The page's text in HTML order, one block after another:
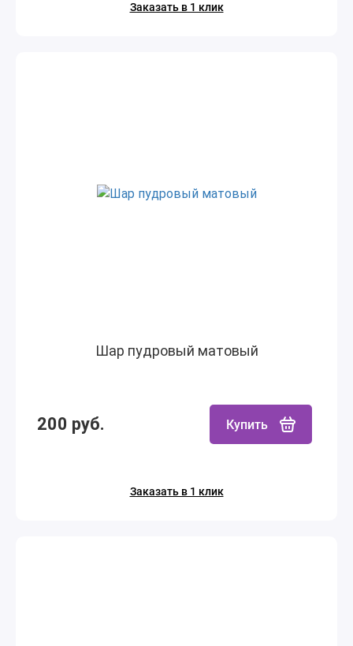
Заказать в 1 клик
Шар пудровый матовый
200 руб. Купить
Заказать в 1 клик